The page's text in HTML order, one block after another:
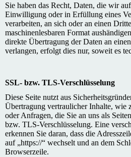
Sie haben das Recht, Daten, die wir
Einwilligung oder in Erfüllung eines
verarbeiten, an sich oder an einen
maschinenlesbaren Format
direkte Übertragung der Daten an
verlangen, erfolgt dies nur, soweit es
SSL- bzw. TLS-Verschlüsselung
Diese Seite nutzt aus
Übertragung vertraulicher Inhalte, wie
oder Anfragen, die Sie an uns als
bzw. TLS-Verschlüsselung. Eine
erkennen Sie daran, dass die
auf „https://“ wechselt und an dem
Browserzeile.